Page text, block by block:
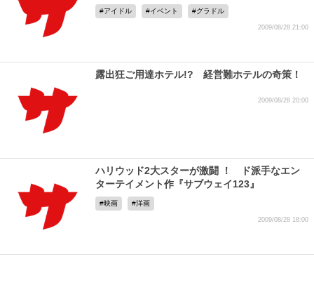
アイドル イベント グラドル
2009/08/28 21:00
露出狂ご用達ホテル!? 経営難ホテルの奇策！
2009/08/28 20:00
ハリウッド2大スターが激闘 ！ ド派手なエン
ターテイメント作『サブウェイ123』
映画 洋画
2009/08/28 18:00